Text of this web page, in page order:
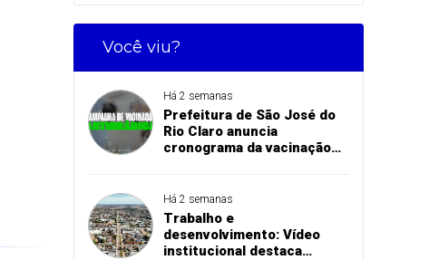
Você viu?
Há 2 semanas
Prefeitura de São José do
Rio Claro anuncia
cronograma da vacinação
Há 2 semanas
Trabalho e
desenvolvimento: Vídeo
institucional destaca